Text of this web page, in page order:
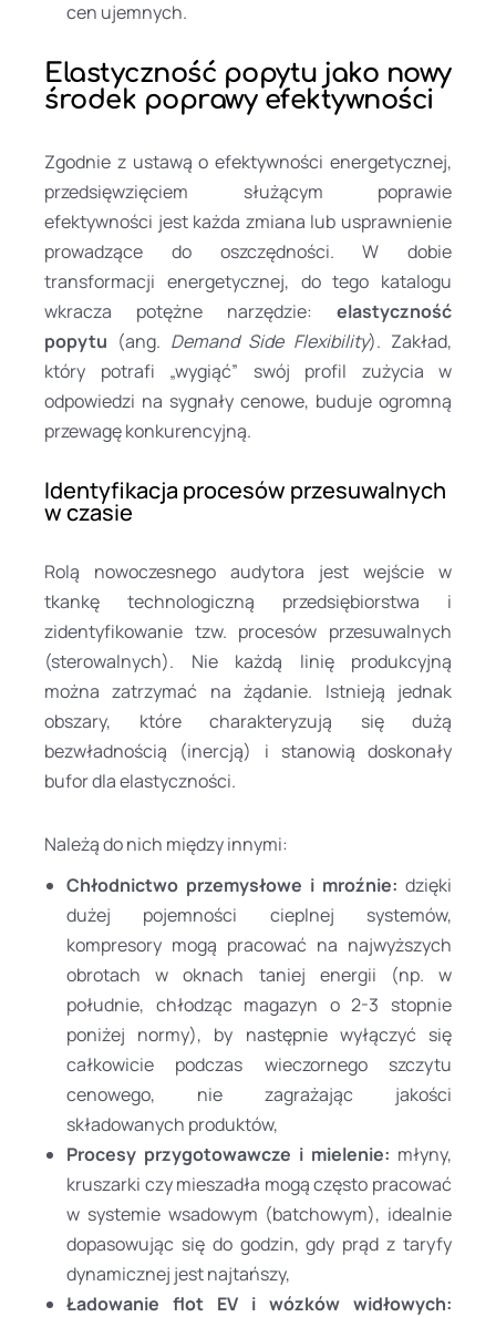
cen ujemnych.
Elastyczność popytu jako nowy
środek poprawy efektywności
Zgodnie z ustawą o efektywności energetycznej,
przedsięwzięciem służącym poprawie
efektywności jest każda zmiana lub usprawnienie
prowadzące do oszczędności. W dobie
transformacji energetycznej, do tego katalogu
wkracza potężne narzędzie: elastyczność
popytu (ang. Demand Side Flexibility). Zakład,
który potrafi „wygiąć” swój profil zużycia w
odpowiedzi na sygnały cenowe, buduje ogromną
przewagę konkurencyjną.
Identyfikacja procesów przesuwalnych
w czasie
Rolą nowoczesnego audytora jest wejście w
tkankę technologiczną przedsiębiorstwa i
zidentyfikowanie tzw. procesów przesuwalnych
(sterowalnych). Nie każdą linię produkcyjną
można zatrzymać na żądanie. Istnieją jednak
obszary, które charakteryzują się dużą
bezwładnością (inercją) i stanowią doskonały
bufor dla elastyczności.
Należą do nich między innymi:
Chłodnictwo przemysłowe i mroźnie: dzięki
dużej pojemności cieplnej systemów,
kompresory mogą pracować na najwyższych
obrotach w oknach taniej energii (np. w
południe, chłodząc magazyn o 2-3 stopnie
poniżej normy), by następnie wyłączyć się
całkowicie podczas wieczornego szczytu
cenowego, nie zagrażając jakości
składowanych produktów,
Procesy przygotowawcze i mielenie: młyny,
kruszarki czy mieszadła mogą często pracować
w systemie wsadowym (batchowym), idealnie
dopasowując się do godzin, gdy prąd z taryfy
dynamicznej jest najtańszy,
Ładowanie flot EV i wózków widłowych: